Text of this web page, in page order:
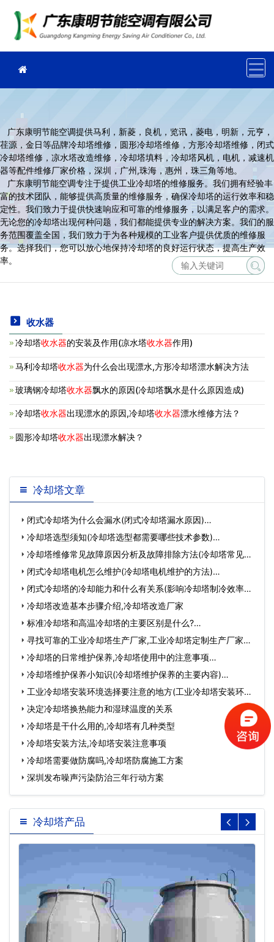
广东康明节能空调提供马利，新菱，良机，览讯，菱电，明新，元亨，
荏源，金日等品牌冷却塔维修，圆形冷却塔维修，方形冷却塔维修，闭式
冷却塔维修，凉水塔改造维修，冷却塔填料，冷却塔风机，电机，减速机
器等配件维修厂家价格，深圳，广州,珠海，惠州，珠三角等地。
广东康明节能空调专注于提供工业冷却塔的维修服务。我们拥有经验丰
富的技术团队，能够提供高质量的维修服务，确保冷却塔的运行效率和稳
定性。我们致力于提供快速响应和可靠的维修服务，以满足客户的需求。
无论您的冷却塔出现何种问题，我们都能提供专业的解决方案。我们的服
务范围覆盖全国，我们致力于为各种规模的工业客户提供优质的维修服
务。选择我们，您可以放心地保持冷却塔的良好运行状态，提高生产效
率。
收水器
冷却塔收水器的安装及作用(凉水塔收水器作用)
马利冷却塔收水器为什么会出现漂水,方形冷却塔漂水解决方法
玻璃钢冷却塔收水器飘水的原因(冷却塔飘水是什么原因造成)
冷却塔收水器出现漂水的原因,冷却塔收水器漂水维修方法？
圆形冷却塔收水器出现漂水解决？
冷却塔文章
闭式冷却塔为什么会漏水(闭式冷却塔漏水原因)…
冷却塔选型须知(冷却塔选型都需要哪些技术参数)…
冷却塔维修常见故障原因分析及故障排除方法(冷却塔常见故
障…闭式冷却塔电机怎么维护(冷却塔电机维护的方法)…
闭式冷却塔的冷却能力和什么有关系(影响冷却塔制冷效率的
因…冷却塔改造基本步骤介绍,冷却塔改造厂家
标准冷却塔和高温冷却塔的主要区别是什么?…
寻找可靠的工业冷却塔生产厂家,工业冷却塔定制生产厂家怎
么…冷却塔的日常维护保养,冷却塔使用中的注意事项…
冷却塔维护保养小知识(冷却塔维护保养的主要内容)…
工业冷却塔安装环境选择要注意的地方(工业冷却塔安装环境
选…决定冷却塔换热能力和湿球温度的关系
冷却塔是干什么用的,冷却塔有几种类型
冷却塔安装方法,冷却塔安装注意事项
冷却塔需要做防腐吗,冷却塔防腐施工方案
深圳发布噪声污染防治三年行动方案
冷却塔产品